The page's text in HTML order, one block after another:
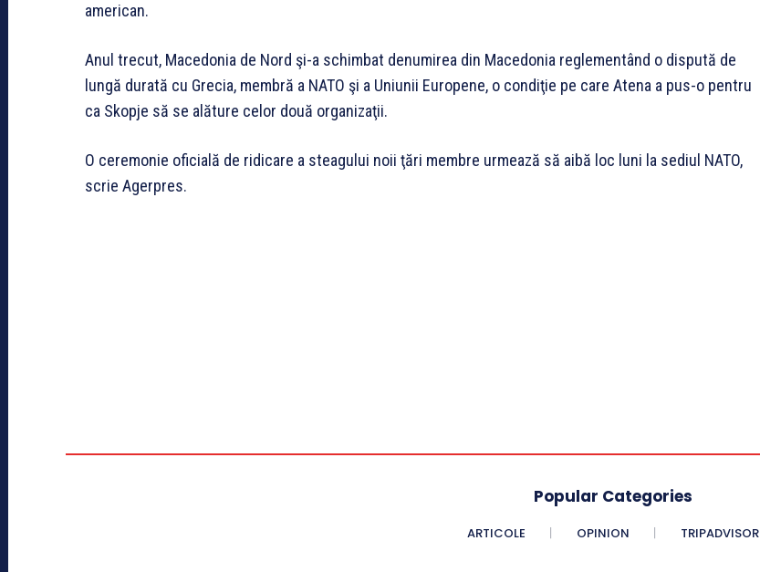
american.
Anul trecut, Macedonia de Nord şi-a schimbat denumirea din Macedonia reglementând o dispută de
lungă durată cu Grecia, membră a NATO şi a Uniunii Europene, o condiţie pe care Atena a pus-o pentru
ca Skopje să se alăture celor două organizaţii.
O ceremonie oficială de ridicare a steagului noii ţări membre urmează să aibă loc luni la sediul NATO,
scrie Agerpres.
Popular Categories
ARTICOLE OPINION TRIPADVISOR